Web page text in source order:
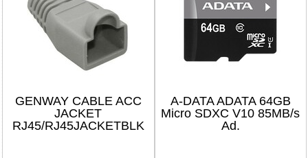
GENWAY CABLE ACC
JACKET
RJ45/RJ45JACKETBLK
A-DATA ADATA 64GB
Micro SDXC V10 85MB/s
Ad.